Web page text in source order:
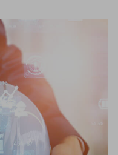
宇宙・防衛
医療
検査・分析機器
組立・ロボティクス
ま行
C
D